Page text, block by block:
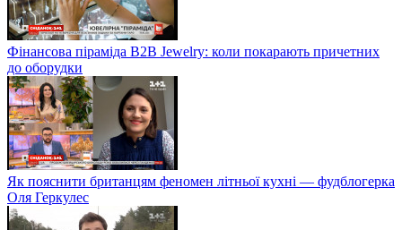
Фінансова піраміда B2B Jewelry: коли покарають причетних
до оборудки
Як пояснити британцям феномен літньої кухні — фудблогерка
Оля Геркулес